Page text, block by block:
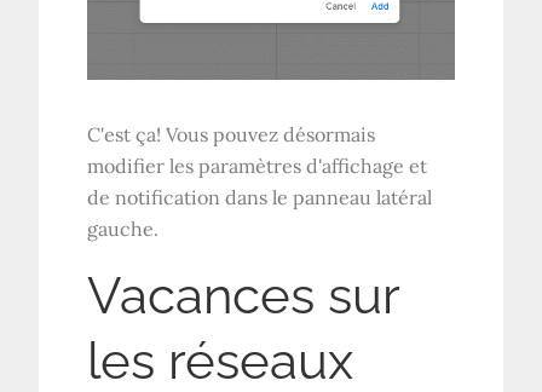
C'est ça! Vous pouvez désormais
modifier les paramètres d'affichage et
de notification dans le panneau latéral
gauche.
Vacances sur
les réseaux